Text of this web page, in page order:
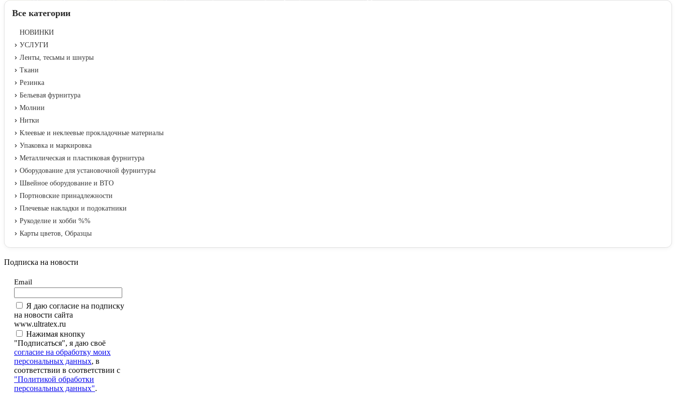
Все категории
НОВИНКИ
УСЛУГИ
Ленты, тесьмы и шнуры
Ткани
Резинка
Бельевая фурнитура
Молнии
Нитки
Клеевые и неклеевые прокладочные материалы
Упаковка и маркировка
Металлическая и пластиковая фурнитура
Оборудование для установочной фурнитуры
Швейное оборудование и ВТО
Портновские принадлежности
Плечевые накладки и подокатники
Рукоделие и хобби %%
Карты цветов, Образцы
Подписка на новости
Email
Я даю согласие на подписку
на новости сайта
www.ultratex.ru
Нажимая кнопку
"Подписаться", я даю своё
согласие на обработку моих
персональных данных, в
соответствии в соответствии с
"Политикой обработки
персональных данных".